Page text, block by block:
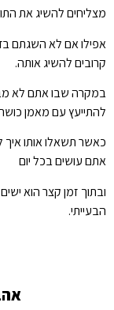
מצליחים להשיג את
אפילו אם לא השגתם
קרובים להשיג אותה.
במקרה שבו אתם לא
להתייעץ עם מאמן
כאשר תשאלו אותו איך
אתם עושים בכל יום
ובתוך זמן קצר הוא
הבעייתי.